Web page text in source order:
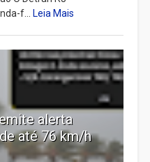
f... Leia Mais
alerta
até 76 km/h